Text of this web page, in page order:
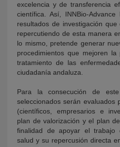
excelencia y de transferencia
científica. Así, INNBio-
resultados de investigación que
repercutiendo de esta manera
lo mismo, pretende generar
procedimientos que mejoren la
tratamiento de las
ciudadanía andaluza.
Para la consecución de
seleccionados serán evaluados
(científicos, empresarios e
plan de valorización y el plan
finalidad de apoyar el trabajo
salud y su repercusión directa